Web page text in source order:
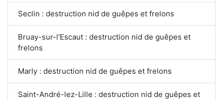
Seclin : destruction nid de guêpes et frelons
Bruay-sur-l'Escaut : destruction nid de guêpes et
frelons
Marly : destruction nid de guêpes et frelons
Saint-André-lez-Lille : destruction nid de guêpes et